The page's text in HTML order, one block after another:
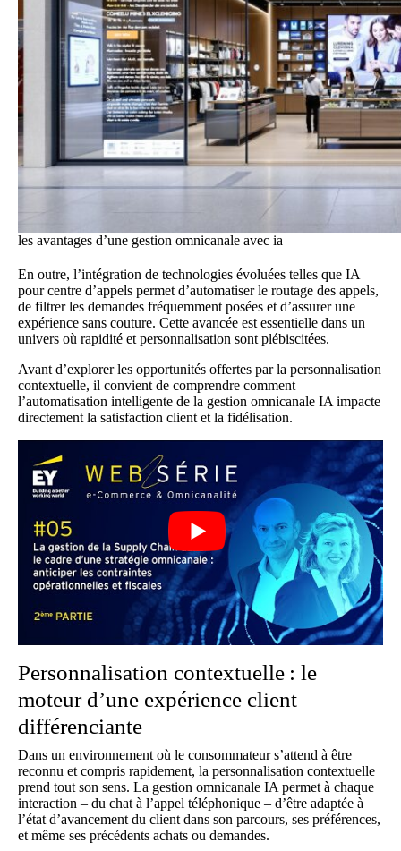
les avantages d’une gestion omnicanale avec ia
En outre, l’intégration de technologies évoluées telles que IA
pour centre d’appels permet d’automatiser le routage des appels,
de filtrer les demandes fréquemment posées et d’assurer une
expérience sans couture. Cette avancée est essentielle dans un
univers où rapidité et personnalisation sont plébiscitées.
Avant d’explorer les opportunités offertes par la personnalisation
contextuelle, il convient de comprendre comment
l’automatisation intelligente de la gestion omnicanale IA impacte
directement la satisfaction client et la fidélisation.
Personnalisation contextuelle : le
moteur d’une expérience client
différenciante
Dans un environnement où le consommateur s’attend à être
reconnu et compris rapidement, la personnalisation contextuelle
prend tout son sens. La gestion omnicanale IA permet à chaque
interaction – du chat à l’appel téléphonique – d’être adaptée à
l’état d’avancement du client dans son parcours, ses préférences,
et même ses précédents achats ou demandes.